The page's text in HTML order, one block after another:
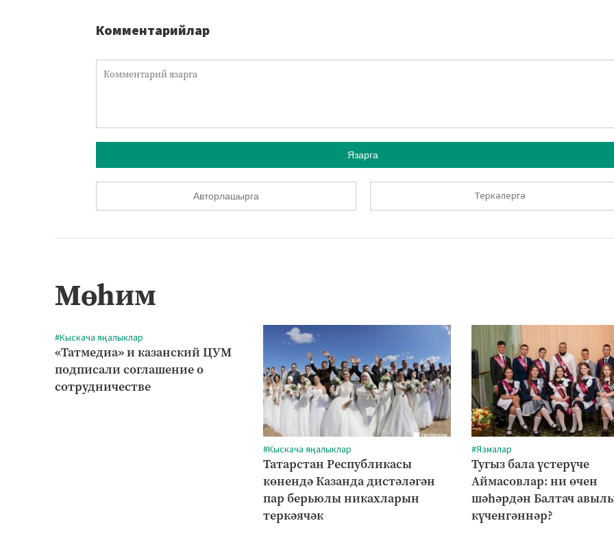
Комментарийлар
Язарга
Авторлашырга Теркәлергә
Мөһим
#Кыскача яңалыклар
«Татмедиа» и казанский ЦУМ
подписали соглашение о
сотрудничестве
#Кыскача яңалыклар
Татарстан Республикасы
көнендә Казанда дистәләгән
пар берьюлы никахларын
теркәячәк
#Язмалар
Тугыз бала үстерүче
Аймасовлар: ни өчен
шәһәрдән Балтач
күченгәннәр?